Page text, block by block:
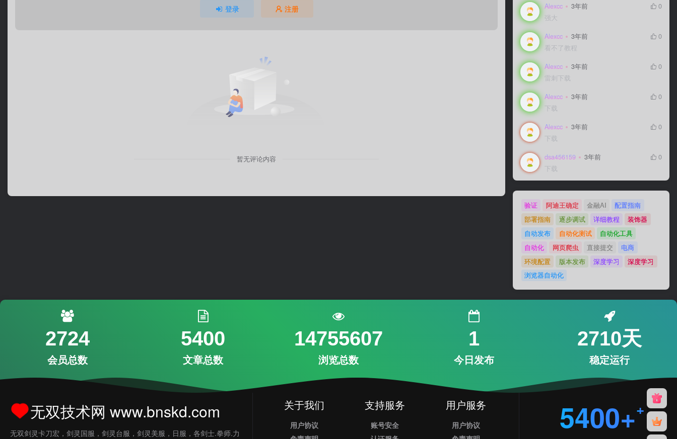
登录 注册
暂无评论内容
Alexcc 3年前
0
强大
Alexcc 3年前
0
看不了教程
Alexcc 3年前
0
雷刺下载
Alexcc 3年前
0
下载
Alexcc 3年前
0
下载
dsa456159 3年前
0
下载
验证 阿迪王确定 金融AI
配置指南
部署指南
逐步调试 详细教程
装饰器
自动发布
自动化测试
自动化工具
自动化
网页爬虫 直接提交
电商
环境配置
版本发布 深度学习
深度学习
浏览器自动化
2724
会员总数
5400
文章总数
14755607
浏览总数
1
今日发布
2710天
稳定运行
无双技术网 www.bnskd.com
无双剑灵卡刀宏，剑灵国服，剑灵台服，剑灵美服，日服，各剑士.拳师.力
关于我们
用户协议
支持服务
账号安全
用户服务
用户协议
5400+